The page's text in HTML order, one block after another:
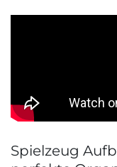
Spielzeug